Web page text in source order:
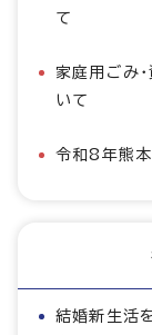
て
家庭用ごみ
いて
令和8年熊
結婚新生活